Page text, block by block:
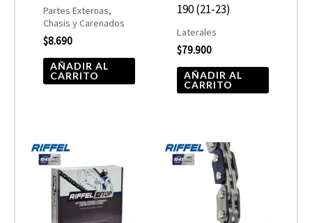
Partes Externas,
Chasis y Carenados
$8.690
AÑADIR AL
CARRITO
190 (21-23)
Laterales
$79.900
AÑADIR AL
CARRITO